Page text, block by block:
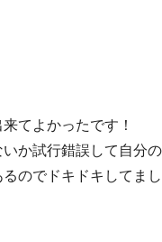
てよかったです！
か試行錯誤して自分
のでドキドキしてま